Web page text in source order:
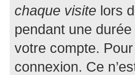
chaque visite lors
pendant une
votre compte.
connexion. Ce